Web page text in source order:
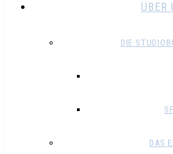
ÜBER
DIE
DAS